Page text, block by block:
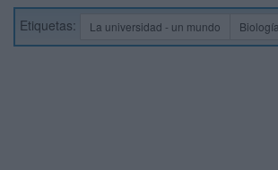
Etiquetas: La universidad - un mundo Biología